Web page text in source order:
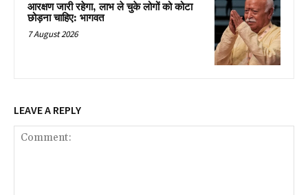
आरक्षण जारी रहेगा, लाभ ले चुके लोगों को कोटा
छोड़ना चाहिए: भागवत
7 August 2026
LEAVE A REPLY